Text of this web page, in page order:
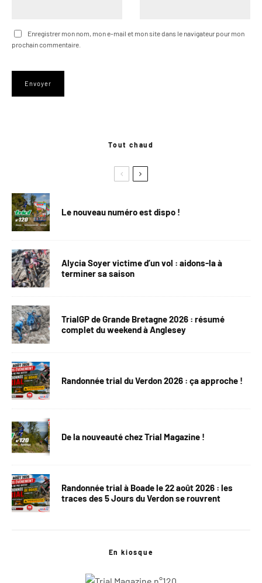
Enregistrer mon nom, mon e-mail et mon site dans le navigateur pour mon
prochain commentaire.
Tout chaud
Le nouveau numéro est dispo !
Alycia Soyer victime d’un vol : aidons-la à
terminer sa saison
TrialGP de Grande Bretagne 2026 : résumé
complet du weekend à Anglesey
Randonnée trial du Verdon 2026 : ça approche !
De la nouveauté chez Trial Magazine !
Randonnée trial à Boade le 22 août 2026 : les
traces des 5 Jours du Verdon se rouvrent
En kiosque